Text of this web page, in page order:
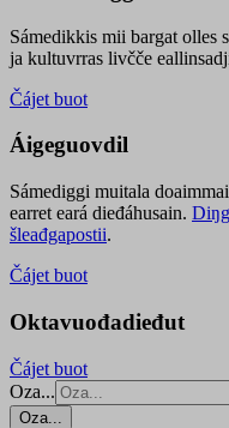
Sámedikkis mii bargat olles
ja kultuvrras livčče
Čájet buot
Áigeguovdil
Sámediggi muitala
earret eará dieđáhusain.
šleađgapostii.
Čájet buot
Oktavuođadieđut
Čájet buot
Oza...
Oza...